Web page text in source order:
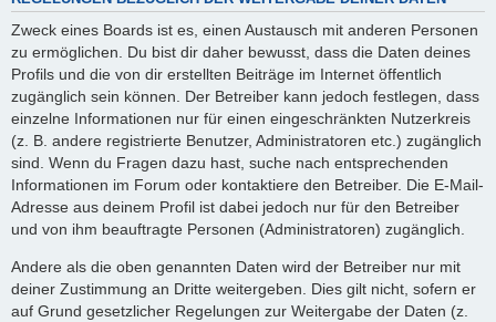
Zweck eines Boards ist es, einen Austausch mit anderen Personen
zu ermöglichen. Du bist dir daher bewusst, dass die Daten deines
Profils und die von dir erstellten Beiträge im Internet öffentlich
zugänglich sein können. Der Betreiber kann jedoch festlegen, dass
einzelne Informationen nur für einen eingeschränkten Nutzerkreis
(z. B. andere registrierte Benutzer, Administratoren etc.) zugänglich
sind. Wenn du Fragen dazu hast, suche nach entsprechenden
Informationen im Forum oder kontaktiere den Betreiber. Die E-Mail-
Adresse aus deinem Profil ist dabei jedoch nur für den Betreiber
und von ihm beauftragte Personen (Administratoren) zugänglich.
Andere als die oben genannten Daten wird der Betreiber nur mit
deiner Zustimmung an Dritte weitergeben. Dies gilt nicht, sofern er
auf Grund gesetzlicher Regelungen zur Weitergabe der Daten (z.